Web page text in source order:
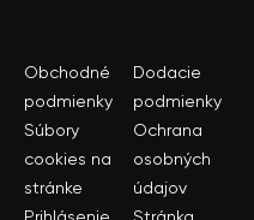
Obchodné
podmienky
Dodacie
podmienky
Súbory
cookies na
stránke
Ochrana
osobných
údajov